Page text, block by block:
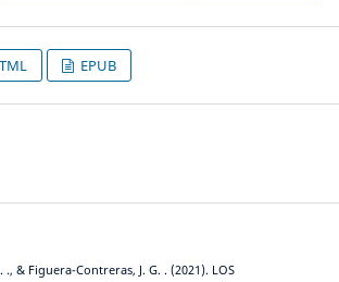
EPUB
., & Figuera-Contreras, J. G. . (2021). LOS